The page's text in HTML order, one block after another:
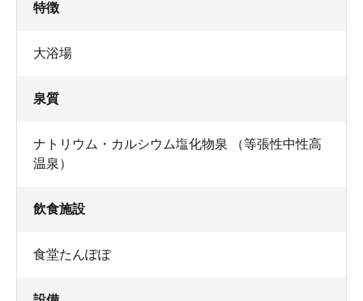
特徴
大浴場
泉質
ナトリウム・カルシウム塩化物泉 （等張性中性高
温泉）
飲食施設
食堂たんぽぽ